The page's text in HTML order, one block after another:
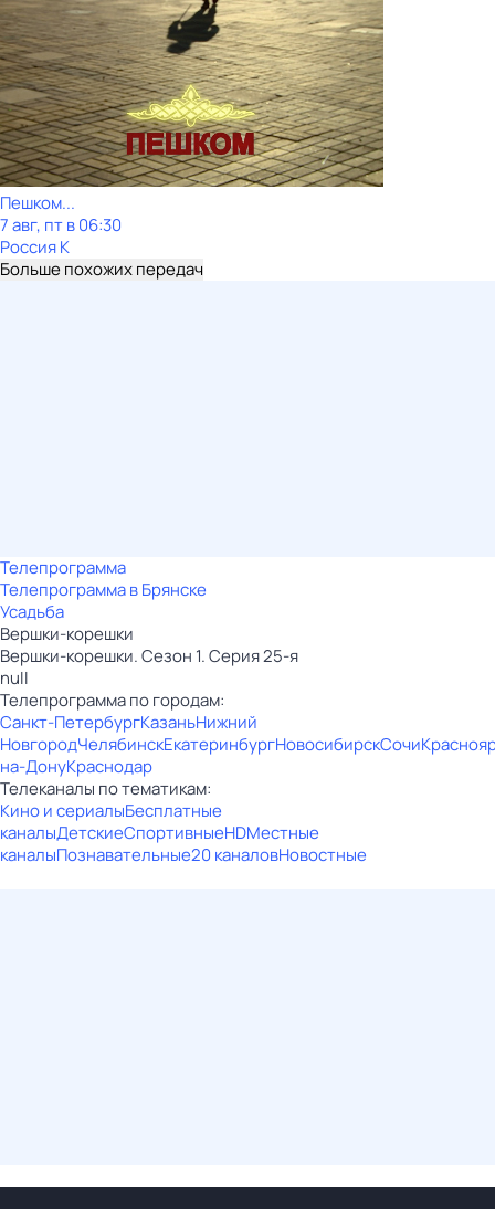
Пешком...
7 авг, пт в 06:30
Россия К
Больше похожих передач
Телепрограмма
Телепрограмма в Брянске
Усадьба
Вершки-корешки
Вершки-корешки. Сезон 1. Серия 25-я
null
Телепрограмма по городам:
Санкт-ПетербургКазаньНижний
НовгородЧелябинскЕкатеринбургНовосибирскСочи
на-ДонуКраснодар
Телеканалы по тематикам:
Кино и сериалыБесплатные
каналыДетскиеСпортивныеHDМестные
каналыПознавательные20 каналовНовостные